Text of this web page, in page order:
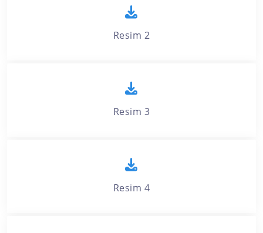
Resim 2
Resim 3
Resim 4